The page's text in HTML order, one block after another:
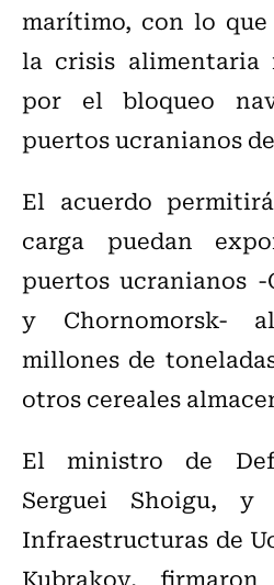
marítimo, con lo
la crisis alimentaria
por el bloqueo
puertos ucranianos
El acuerdo
carga puedan
puertos ucranianos -
y Chornomorsk-
millones de
otros cereales
El ministro de
Serguei Shoigu,
Infraestructuras de
Kubrakov,